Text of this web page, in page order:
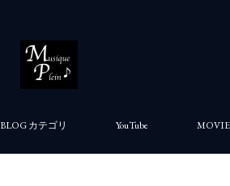
BLOG カテゴリ YouTube